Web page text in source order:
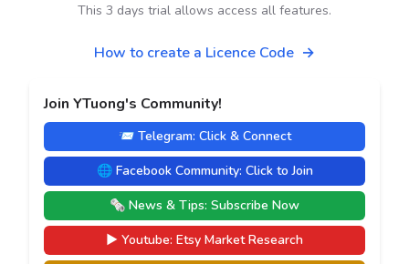
This 3 days trial allows access all features.
How to create a Licence Code →
Join YTuong's Community!
📨 Telegram: Click & Connect
🌐 Facebook Community: Click to Join
🗞️ News & Tips: Subscribe Now
▶️ Youtube: Etsy Market Research